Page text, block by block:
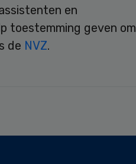
en
toestemming geven om
de NVZ.